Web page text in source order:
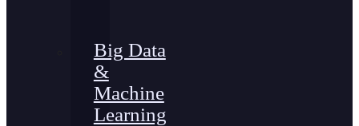
Big Data
&
Machine
Learning